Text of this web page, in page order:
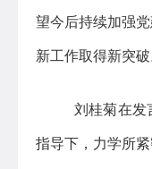
望今后持续加强
新工作取得新突破
刘桂菊在发
指导下，力学所